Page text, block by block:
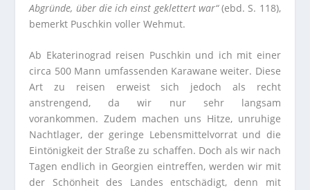
Abgründe, über die ich einst geklettert war“(ebd. S. 118),
bemerkt Puschkin voller Wehmut.
Ab Ekaterinograd reisen Puschkin und ich mit einer
circa 500 Mann umfassenden Karawane weiter. Diese
Art zu reisen erweist sich jedoch als recht
anstrengend, da wir nur sehr langsam
vorankommen. Zudem machen uns Hitze, unruhige
Nachtlager, der geringe Lebensmittelvorrat und die
Eintönigkeit der Straße zu schaffen. Doch als wir nach
Tagen endlich in Georgien eintreffen, werden wir mit
der Schönheit des Landes entschädigt, denn mit